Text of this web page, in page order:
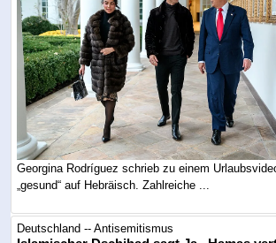
Georgina Rodríguez schrieb zu einem
„gesund“ auf Hebräisch. Zahlreiche ...
Deutschland -- Antisemitismus